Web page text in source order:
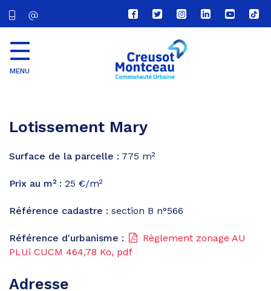
Lien
vers
compte
Facebook
Lien
vers
compte
Twitter
Lien
vers
le
compte
Lien
vers
Lien
vers
Lien
vers
MENU
Lotissement Mary
Surface de la parcelle : 775 m²
Prix au m² : 25 €/m²
Référence cadastre : section B n°566
Référence d'urbanisme :
Règlement zonage AU
PLUi CUCM 464,78 Ko, pdf
Adresse